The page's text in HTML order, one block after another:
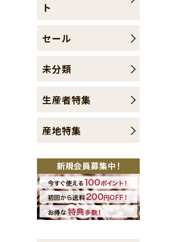
ト
セール
未分類
生産者特集
産地特集